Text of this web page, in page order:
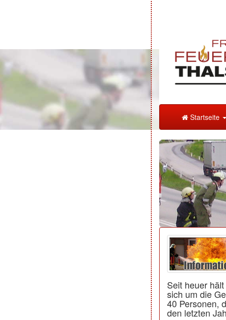
Startseite
Seit heuer
sich um die
40 Personen,
den letzten